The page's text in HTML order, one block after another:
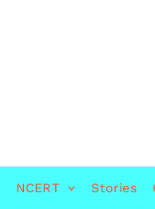
NCERT Stories